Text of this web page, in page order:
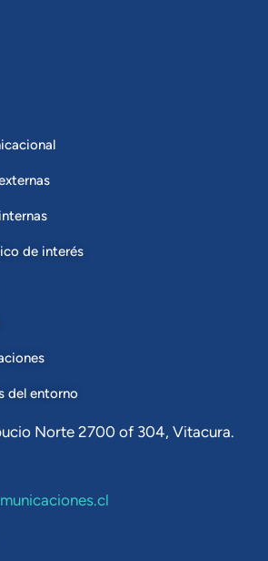
de interés
del entorno
Norte 2700 of 304, Vitacura.